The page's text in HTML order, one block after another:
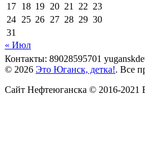
17 18 19 20 21 22 23
24 25 26 27 28 29 30
31
« Июл
Контакты: 89028595701
© 2026 Это Юганск, детка!. Все
Сайт Нефтеюганска © 2016-2021